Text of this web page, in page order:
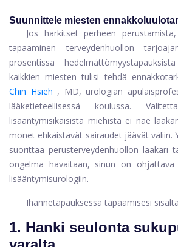
Suunnittele miesten
Jos harkitset perheen
tapaaminen terveydenhuollon
prosentissa
kaikkien miesten tulisi tehdä
Chin Hsieh , MD, urologian
lääketieteellisessä koulussa.
lisääntymisikäisistä miehistä ei näe
monet ehkäistävät sairaudet jäävät väliin.
suorittaa perusterveydenhuollon lääkäri
ongelma havaitaan, sinun on
lisääntymisurologiin.
Ihannetapauksessa tapaamisesi
1. Hanki seulonta